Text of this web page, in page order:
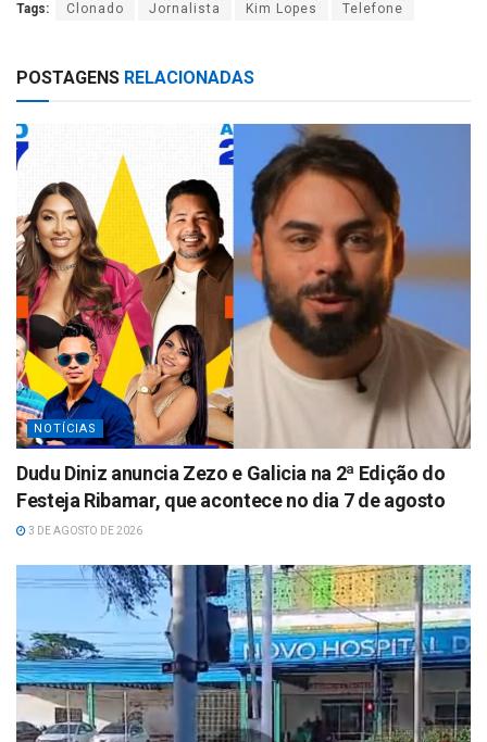
at
A
ar
Tags: Clonado Jornalista Kim Lopes Telefone
POSTAGENS RELACIONADAS
NOTÍCIAS
Dudu Diniz anuncia Zezo e Galicia na 2ª Edição do
Festeja Ribamar, que acontece no dia 7 de agosto
3 DE AGOSTO DE 2026